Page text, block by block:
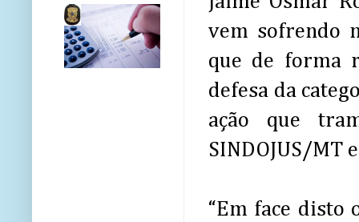
vem sofrendo
que de forma
defesa da
ação que
SINDOJUS/MT
“Em face disto